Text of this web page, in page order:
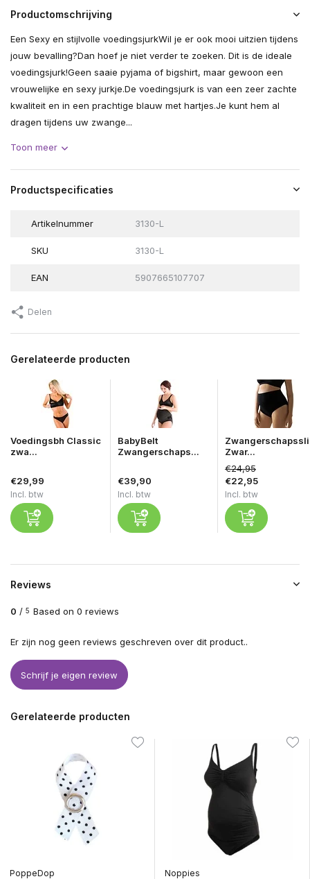
Productomschrijving
Een Sexy en stijlvolle voedingsjurkWil je er ook mooi uitzien tijdens
jouw bevalling?Dan hoef je niet verder te zoeken. Dit is de ideale
voedingsjurk!Geen saaie pyjama of bigshirt, maar gewoon een
vrouwelijke en sexy jurkje.De voedingsjurk is van een zeer zachte
kwaliteit en in een prachtige blauw met hartjes.Je kunt hem al
dragen tijdens uw zwange...
Toon meer
Productspecificaties
Artikelnummer 3130-L
SKU 3130-L
EAN 5907665107707
Delen
Gerelateerde producten
Voedingsbh Classic
zwa...
€29,99
Incl. btw
BabyBelt
Zwangerschaps...
€39,90
Incl. btw
Zwar...
€24,95
€22,95
Incl. btw
Reviews
0 / 5 Based on 0 reviews
Er zijn nog geen reviews geschreven over dit product..
Schrijf je eigen review
Gerelateerde producten
PoppeDop Noppies